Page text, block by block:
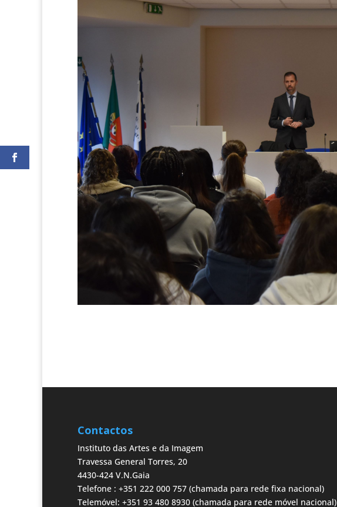
Contactos
Instituto das Artes e da Imagem
Travessa General Torres, 20
4430-424 V.N.Gaia
Telefone : +351 222 000 757 (chamada para rede fixa nacional)
Telemóvel: +351 93 480 8930 (chamada para rede móvel nacional)